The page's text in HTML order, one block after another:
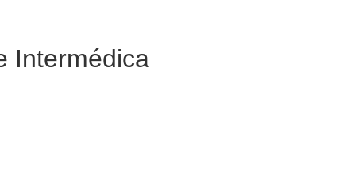
Intermédica